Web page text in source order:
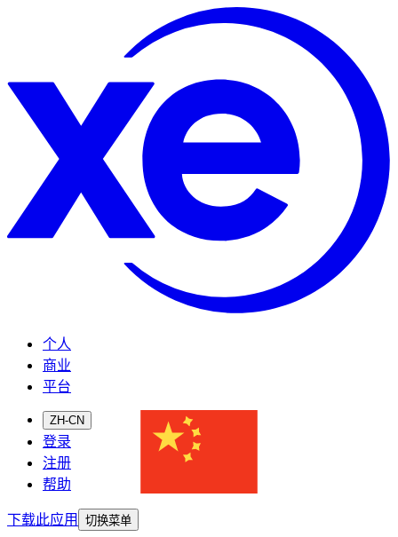
个人
商业
平台
ZH-CN
登录
注册
帮助
下载此应用
切换菜单